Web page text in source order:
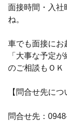
面接時間・入社
ね。
車でも面接にお
「大事な予定
のご相談もＯＫ
【問合せ先につ
問合せ先：